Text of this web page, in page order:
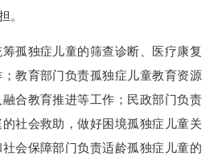
。
独症儿童的筛查诊断、医疗康复
教育部门负责孤独症儿童教育资源
合教育推进等工作；民政部门负责
社会救助，做好困境孤独症儿童关
会保障部门负责适龄孤独症儿童的